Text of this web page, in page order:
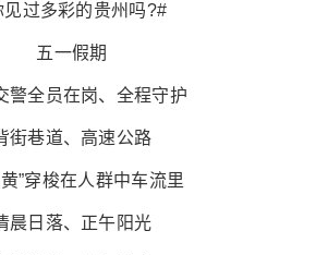
见过多彩的贵州吗?#
五一假期
警全员在岗、全程守护
街巷道、高速公路
”穿梭在人群中车流里
晨日落、正午阳光